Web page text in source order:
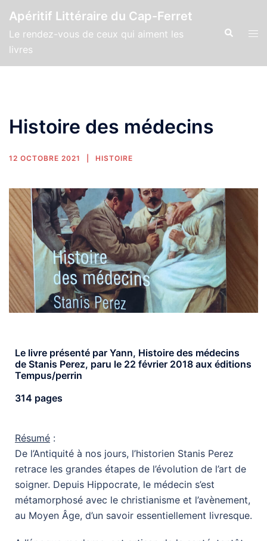
Apéritif Littéraire du Cap-Ferret
Le rendez-vous de ceux qui aiment les
livres
Histoire des médecins
12 OCTOBRE 2021 HISTOIRE
Le livre présenté par Yann, Histoire des médecins
de Stanis Perez, paru le 22 février 2018 aux éditions
Tempus/perrin
314 pages
Résumé :
De l’Antiquité à nos jours, l’historien Stanis Perez
retrace les grandes étapes de l’évolution de l’art de
soigner. Depuis Hippocrate, le médecin s’est
métamorphosé avec le christianisme et l’avènement,
au Moyen Âge, d’un savoir essentiellement livresque.